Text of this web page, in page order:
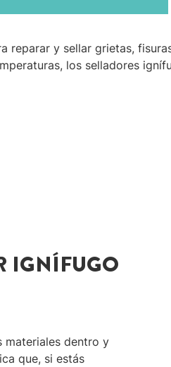
reparar y sellar grietas,
los selladores
IGNÍFUGO
materiales dentro y
que, si estás